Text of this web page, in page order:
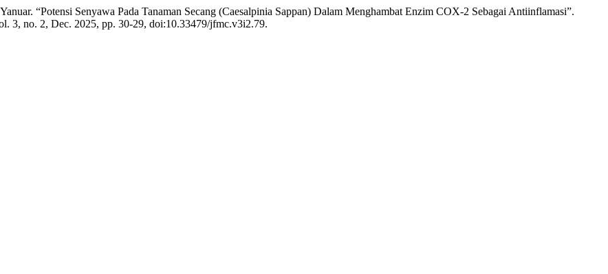
“Potensi Senyawa Pada Tanaman Secang (Caesalpinia Sappan) Dalam Menghambat Enzim COX-2 Sebagai Antiinflamasi”.
3, no. 2, Dec. 2025, pp. 30-29, doi:10.33479/jfmc.v3i2.79.